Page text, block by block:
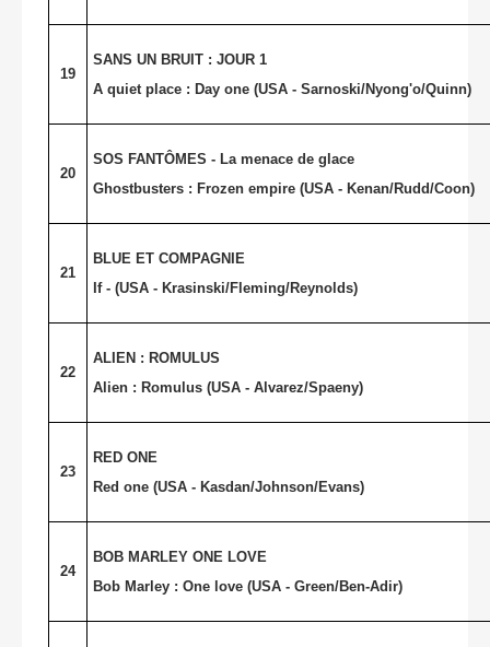
19
SANS UN BRUIT : JOUR 1
A quiet place : Day one (USA - Sarnoski/Nyong'o/Quinn)
20
SOS FANTÔMES - La menace de glace
Ghostbusters : Frozen empire (USA - Kenan/Rudd/Coon)
21
BLUE ET COMPAGNIE
If - (USA - Krasinski/Fleming/Reynolds)
22
ALIEN : ROMULUS
Alien : Romulus (USA - Alvarez/Spaeny)
23
RED ONE
Red one (USA - Kasdan/Johnson/Evans)
24
BOB MARLEY ONE LOVE
Bob Marley : One love (USA - Green/Ben-Adir)